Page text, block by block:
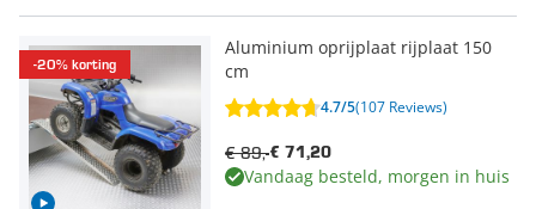
-20% korting
Aluminium oprijplaat rijplaat 150
cm
4.7/5(107 Reviews)
€ 71,20
€ 89,-
Vandaag besteld, morgen in huis